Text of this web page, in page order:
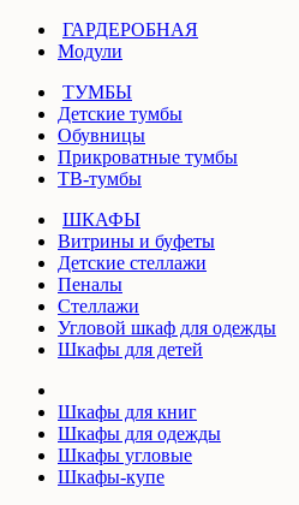
ГАРДЕРОБНАЯ
Модули
ТУМБЫ
Детские тумбы
Обувницы
Прикроватные тумбы
ТВ-тумбы
ШКАФЫ
Витрины и буфеты
Детские стеллажи
Пеналы
Стеллажи
Угловой шкаф для одежды
Шкафы для детей
Шкафы для книг
Шкафы для одежды
Шкафы угловые
Шкафы-купе